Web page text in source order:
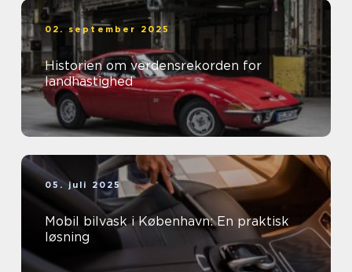
02. september 2025
Historien om verdensrekorden for
landhastighed
05. juli 2025
Mobil bilvask i København: En praktisk
løsning